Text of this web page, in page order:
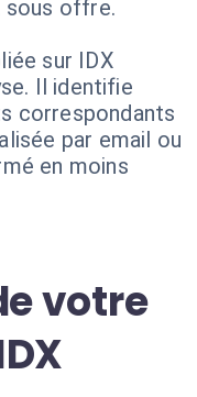
sous offre.
sur IDX
Il identifie
correspondants
par email ou
en moins
votre